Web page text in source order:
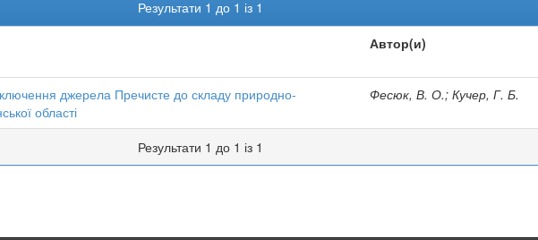
Результати 1 до 1 із 1
Автор(и)
джерела Пречисте до складу природно-
області
Фесюк, В. О.; Кучер, Г. Б.
Результати 1 до 1 із 1